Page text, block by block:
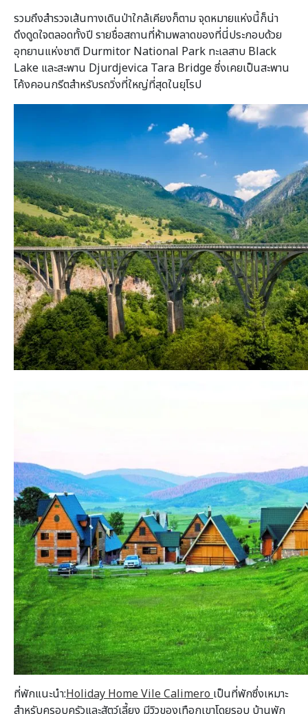
รวมถึงสำรวจเส้นทางเดินป่าใกล้เคียงก็ตาม จุดหมายแห่งนี้ก็น่า
ดึงดูดใจตลอดทั้งปี รายชื่อสถานที่ห้ามพลาดของที่นี่ประกอบด้วย
อุทยานแห่งชาติ Durmitor National Park ทะเลสาบ Black
Lake และสะพาน Djurdjevica Tara Bridge ซึ่งเคยเป็นสะพาน
โค้งคอนกรีตสำหรับรถวิ่งที่ใหญ่ที่สุดในยุโรป
ที่พักแนะนำ:Holiday Home Vile Calimero เป็นที่พักซึ่งเหมาะ
สำหรับครอบครัวและสัตว์เลี้ยง มีวิวของเทือกเขาโดยรอบ บ้านพัก